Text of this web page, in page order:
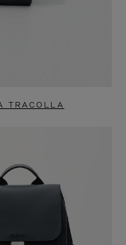
TRACOLLA